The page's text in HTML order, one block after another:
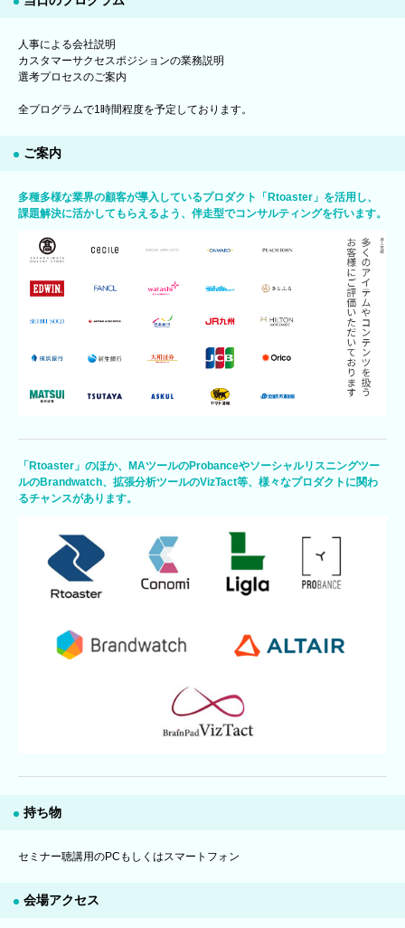
人事による会社説明
カスタマーサクセスポジションの業務説明
選考プロセスのご案内
全プログラムで1時間程度を予定しております。
ご案内
多種多様な業界の顧客が導入しているプロダクト「Rtoaster」を活用し、
課題解決に活かしてもらえるよう、伴走型でコンサルティングを行います。
「Rtoaster」のほか、MAツールのProbanceやソーシャルリスニングツー
ルのBrandwatch、拡張分析ツールのVizTact等、様々なプロダクトに関わ
るチャンスがあります。
持ち物
セミナー聴講用のPCもしくはスマートフォン
会場アクセス